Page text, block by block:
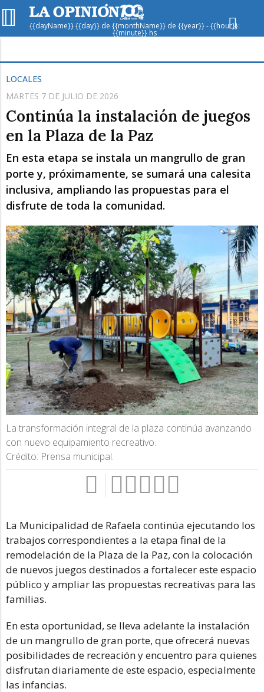
{{dayName}} {{day}} de {{monthName}} de {{year}} - {{hour}}:
{{minute}} hs
Humedad
Presión
Vie Sáb
LOCALES
MARTES 7 DE JULIO DE 2026
Continúa la instalación de juegos
en la Plaza de la Paz
En esta etapa se instala un mangrullo de gran
porte y, próximamente, se sumará una calesita
inclusiva, ampliando las propuestas para el
disfrute de toda la comunidad.
La transformación integral de la plaza continúa avanzando
con nuevo equipamiento recreativo.
Crédito: Prensa municipal.
La Municipalidad de Rafaela continúa ejecutando los
trabajos correspondientes a la etapa final de la
remodelación de la Plaza de la Paz, con la colocación
de nuevos juegos destinados a fortalecer este espacio
público y ampliar las propuestas recreativas para las
familias.
En esta oportunidad, se lleva adelante la instalación
de un mangrullo de gran porte, que ofrecerá nuevas
posibilidades de recreación y encuentro para quienes
disfrutan diariamente de este espacio, especialmente
las infancias.